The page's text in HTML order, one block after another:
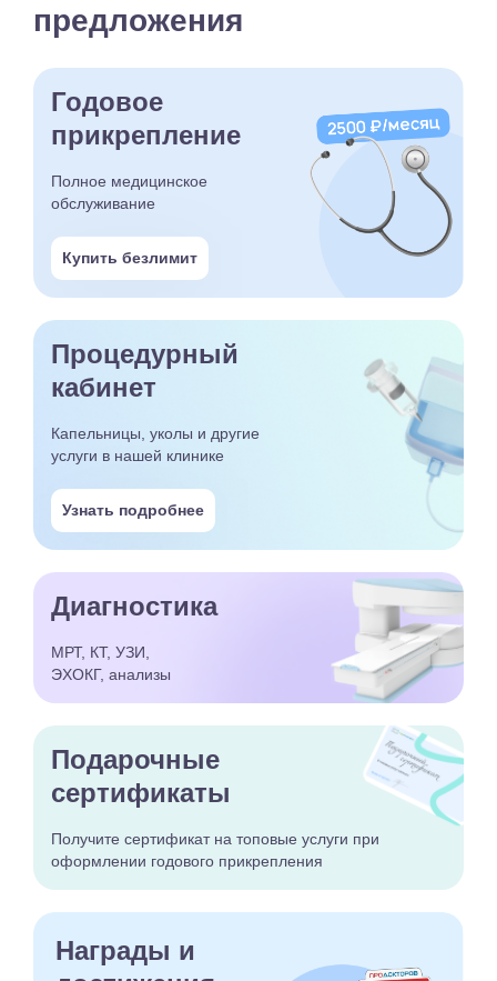
предложения
Годовое
прикрепление
Полное медицинское
обслуживание
Купить безлимит
Процедурный
кабинет
Капельницы, уколы и другие
услуги в нашей клинике
Узнать подробнее
Диагностика
МРТ, КТ, УЗИ,
ЭХОКГ, анализы
Подарочные
сертификаты
Получите сертификатна топовые услуги при
оформлении годового прикрепления
Награды и